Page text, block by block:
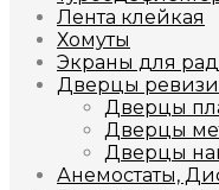
Лента клейкая
Хомуты
Экраны для
Дверцы
Дверцы
Дверцы
Дверцы
Анемостаты,